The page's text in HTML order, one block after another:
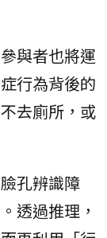
與者也將運
行為背後的
去廁所，或
孔辨識障
透過推理，